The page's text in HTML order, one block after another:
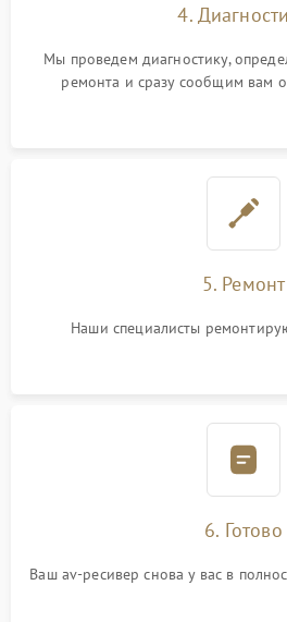
4.
Мы проведем диагностику,
ремонта и сразу сообщим вам
5. Ремонт
Наши специалисты
6. Готово
Ваш av-ресивер снова у вас в